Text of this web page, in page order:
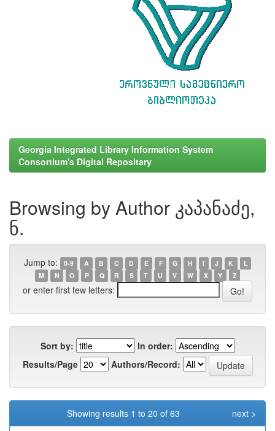
Georgia Integrated Library Information System
Consortium's Digital Repositary
Browsing by Author კაპანაძე,
ნ.
Jump to: 0-9 A B C D E F G H I J K
L
M
N O P Q R S T U V W X Y Z
or enter first few letters:
Sort by:
In order:
Results/Page
Authors/Record:
Showing results 1 to 20 of 63
next >